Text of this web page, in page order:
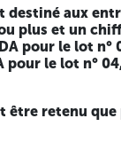
ARBAOUI
destiné aux
plus et un
pour le lot n°
pour le lot n°
être retenu que